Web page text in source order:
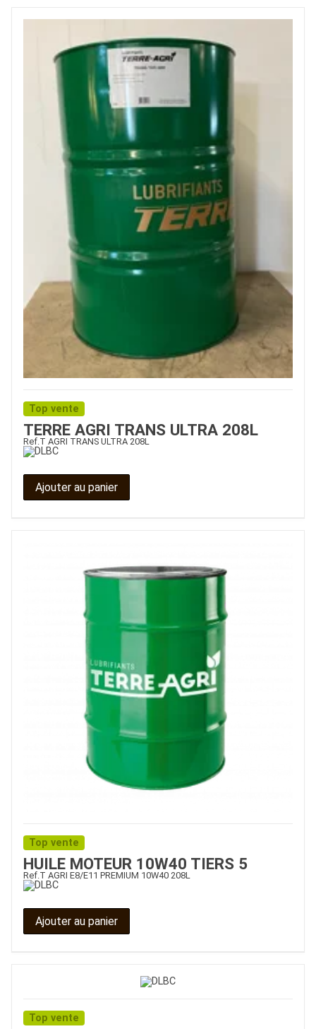
Top vente
TERRE AGRI TRANS ULTRA 208L
Ref.T AGRI TRANS ULTRA 208L
Ajouter au panier
Top vente
HUILE MOTEUR 10W40 TIERS 5
Ref.T AGRI E8/E11 PREMIUM 10W40 208L
Ajouter au panier
Top vente